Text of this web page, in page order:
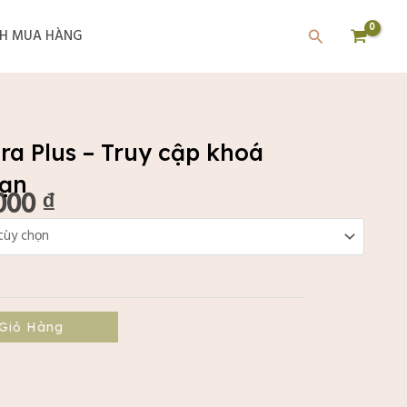
MUA HÀNG
Tìm
Plus – Truy cập khoá
₫Khoảng
giá:
từ
đến
489.000 ₫
Hàng